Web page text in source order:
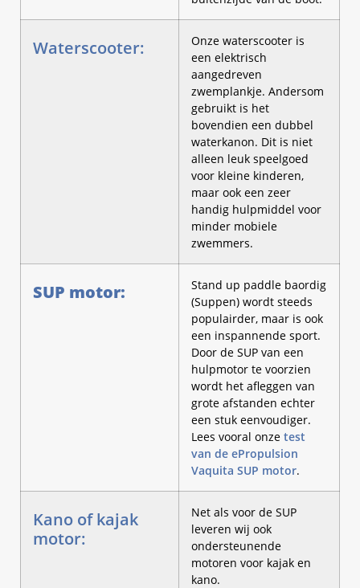
Waterscooter:
Onze waterscooter is
een elektrisch
aangedreven
zwemplankje. Andersom
gebruikt is het
bovendien een dubbel
waterkanon. Dit is niet
alleen leuk speelgoed
voor kleine kinderen,
maar ook een zeer
handig hulpmiddel voor
minder mobiele
zwemmers.
SUP motor:
Stand up paddle baordig
(Suppen) wordt steeds
populairder, maar is ook
een inspannende sport.
Door de SUP van een
hulpmotor te voorzien
wordt het afleggen van
grote afstanden echter
een stuk eenvoudiger.
Lees vooral onze test
van de ePropulsion
Vaquita SUP motor.
Kano of kajak
motor:
Net als voor de SUP
leveren wij ook
ondersteunende
motoren voor kajak en
kano.